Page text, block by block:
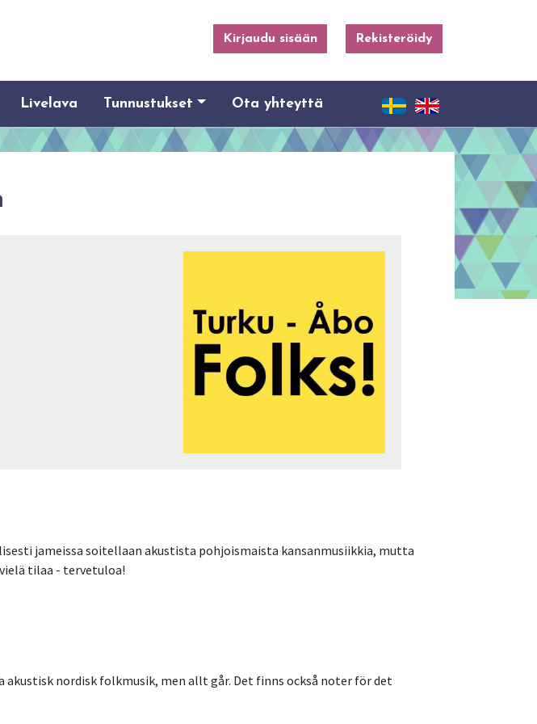
Kirjaudu sisään Rekisteröidy
Livelava Tunnustukset Ota yhteyttä
jameissa soitellaan akustista pohjoismaista kansanmusiikkia, mutta
tilaa - tervetuloa!
nordisk folkmusik, men allt går. Det finns också noter för det